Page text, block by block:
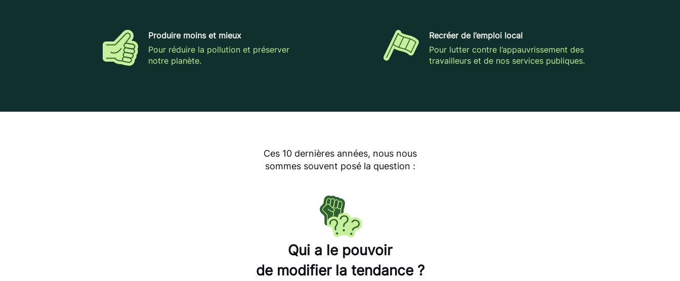
Produire moins et mieux
Pour réduire la pollution et préserver
notre planète.
Recréer de l’emploi local
Pour lutter contre l’appauvrissement des
travailleurs et de nos services publiques.
Ces 10 dernières années, nous nous
sommes souvent posé la question :
Qui a le pouvoir
de modifier la tendance ?